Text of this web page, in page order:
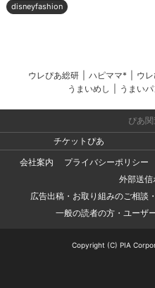
disneyfashion
ウレぴあ総研 ハピママ* ウ
うまいめし
うまいパ
ぴあ
チケットぴあ
会社案内
プライバシーポリシー
外部送信
広告出稿・お取り組みのご相談
一般の読者の方・ユーザ
Copyright (C) PIA